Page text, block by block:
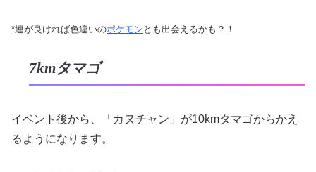
*運が良ければ色違いのポケモン とも出会えるかも？！
7kmタマゴ
イベント後から、「カヌチャン」が10kmタマゴからかえ
るようになります。